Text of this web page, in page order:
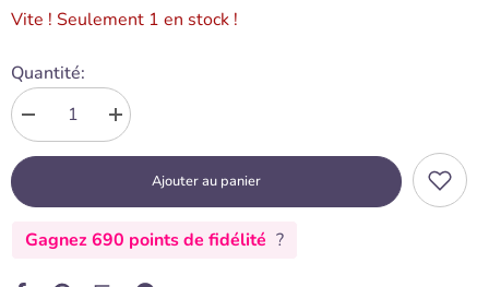
Vite ! Seulement 1 en stock !
Quantité:
Diminuer
la
quantité
Moule
Couronne
Augmenter
la
quantité
Couronne
Ajouter au panier
Gagnez 690 points de fidélité ?